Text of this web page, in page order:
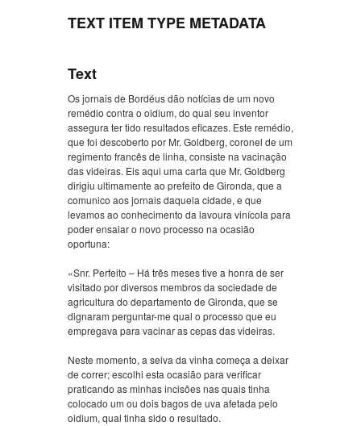
TEXT ITEM TYPE METADATA
Text
Os jornais de Bordéus dão notícias de um novo
remédio contra o oidium, do qual seu inventor
assegura ter tido resultados eficazes. Este remédio,
que foi descoberto por Mr. Goldberg, coronel de um
regimento francês de linha, consiste na vacinação
das videiras. Eis aqui uma carta que Mr. Goldberg
dirigiu ultimamente ao prefeito de Gironda, que a
comunico aos jornais daquela cidade, e que
levamos ao conhecimento da lavoura vinícola para
poder ensaiar o novo processo na ocasião
oportuna:
«Snr. Perfeito – Há três meses tive a honra de ser
visitado por diversos membros da sociedade de
agricultura do departamento de Gironda, que se
dignaram perguntar-me qual o processo que eu
empregava para vacinar as cepas das videiras.
Neste momento, a seiva da vinha começa a deixar
de correr; escolhi esta ocasião para verificar
praticando as minhas incisões nas quais tinha
colocado um ou dois bagos de uva afetada pelo
oidium, qual tinha sido o resultado.